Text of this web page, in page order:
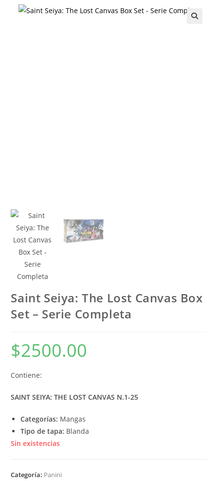
Saint Seiya: The Lost Canvas Box
Set – Serie Completa
$2500.00
Contiene:
SAINT SEIYA: THE LOST CANVAS N.1-25
Categorías: Mangas
Tipo de tapa: Blanda
Sin existencias
Categoría: Panini